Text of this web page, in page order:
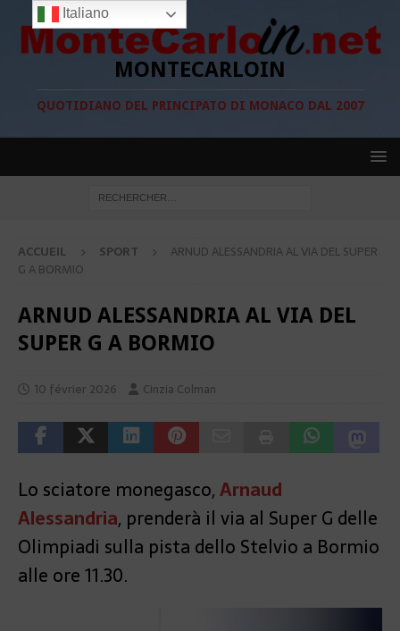
MONTECARLOIN
QUOTIDIANO DEL PRINCIPATO DI MONACO DAL 2007
ACCUEIL SPORT
ARNUD ALESSANDRIA AL VIA DEL SUPER
G A BORMIO
ARNUD ALESSANDRIA AL VIA DEL
SUPER G A BORMIO
10 février 2026 Cinzia Colman
Lo sciatore monegasco,Arnaud
Alessandria, prenderà il via al Super G delle
Olimpiadi sulla pista dello Stelvio a Bormio
alle ore 11.30.
Italiano